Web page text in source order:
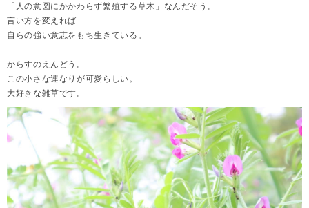
「人の意図にかかわらず繁殖する草木」なんだそう。
言い方を変えれば
自らの強い意志をもち生きている。
からすのえんどう。
この小さな連なりが可愛らしい。
大好きな雑草です。